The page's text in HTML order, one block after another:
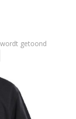
getoond